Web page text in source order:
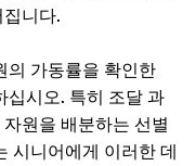
니다.
의 가동률을 확인한
십시오. 특히 조달 과
원을 배분하는 선별
시니어에게 이러한 데